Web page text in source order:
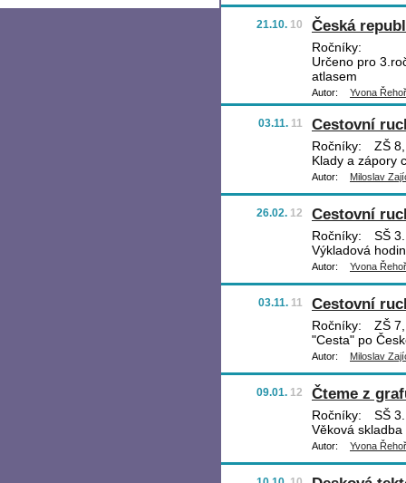
21.10. 10 Česká
Ročníky:
Určeno pro
atlasem
Autor: Yvona
03.11. 11 Cestovní
Ročníky:
ZŠ
Klady a zápory
Autor: Miloslav
26.02. 12 Cestovní
Ročníky:
SŠ
Výkladová
Autor: Yvona
03.11. 11 Cestovní
Ročníky:
ZŠ
"Cesta" po
Autor: Miloslav
09.01. 12 Čteme z
Ročníky:
SŠ
Věková
Autor: Yvona